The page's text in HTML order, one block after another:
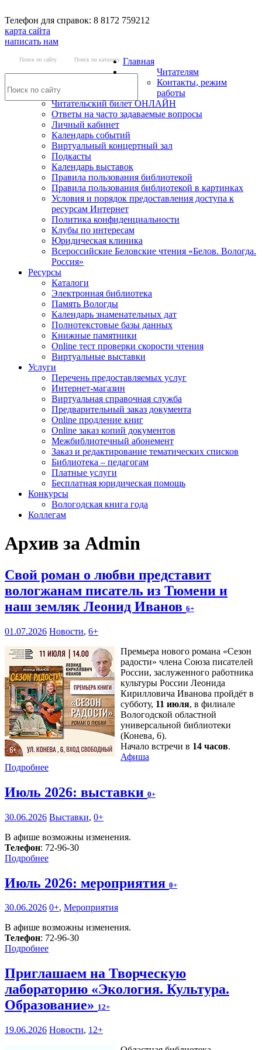
Телефон для справок: 8 8172 759212
карта сайта
написать нам
Поиск по сайту Поиск по каталогу Главная
Читателям
Контакты, режим
работы
Читательский билет ОНЛАЙН
Ответы на часто задаваемые вопросы
Личный кабинет
Календарь событий
Виртуальный концертный зал
Подкасты
Календарь выставок
Правила пользования библиотекой
Правила пользования библиотекой в картинках
Условия и порядок предоставления доступа к
ресурсам Интернет
Политика конфиденциальности
Клубы по интересам
Юридическая клиника
Всероссийские Беловские чтения «Белов. Вологда.
Россия»
Ресурсы
Каталоги
Электронная библиотека
Память Вологды
Календарь знаменательных дат
Полнотекстовые базы данных
Книжные памятники
Online тест проверки скорости чтения
Виртуальные выставки
Услуги
Перечень предоставляемых услуг
Интернет-магазин
Виртуальная справочная служба
Предварительный заказ документа
Online продление книг
Online заказ копий документов
Межбиблиотечный абонемент
Заказ и редактирование тематических списков
Библиотека – педагогам
Платные услуги
Бесплатная юридическая помощь
Конкурсы
Вологодская книга года
Коллегам
Архив за Admin
Свой роман о любви представит
вологжанам писатель из Тюмени и
наш земляк Леонид Иванов 6+
01.07.2026 Новости, 6+
Премьера нового романа «Сезон
радости» члена Союза писателей
России, заслуженного работника
культуры России Леонида
Кирилловича Иванова пройдёт в
субботу, 11 июля, в филиале
Вологодской областной
универсальной библиотеки
(Конева, 6).
Начало встречи в 14 часов.
Афиша
Подробнее
Июль 2026: выставки 0+
30.06.2026 Выставки, 0+
В афише возможны изменения.
Телефон: 72-96-30
Подробнее
Июль 2026: мероприятия 0+
30.06.2026 0+, Мероприятия
В афише возможны изменения.
Телефон: 72-96-30
Подробнее
Приглашаем на Творческую
лабораторию «Экология. Культура.
Образование» 12+
19.06.2026 Новости, 12+